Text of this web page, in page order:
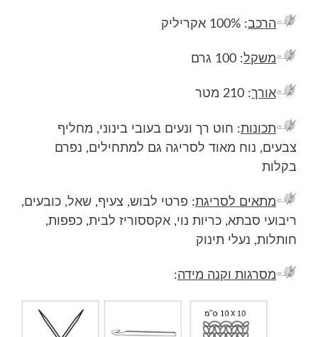
הרכב: 100% אקריליק
משקל: 100 גרם
אורך: 210 מטר
תכונות: חוט רך ונעים בעובי בינוני, מחליף
צבעים, נוח מאוד לסריגה גם למתחילים, נפרם
בקלות
מתאים לסריגת: פרטי לבוש, צעיף, שאל, כובעים,
ריבועי סבתא, כריות נוי, אקססוריז לבית, כפפות,
חותלות, נעלי תינוק
מסרגות וקנה מידה: